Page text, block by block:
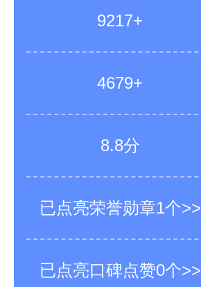
9217+
4679+
8.8分
已点亮荣誉勋章1个>>
已点亮口碑点赞0个>>